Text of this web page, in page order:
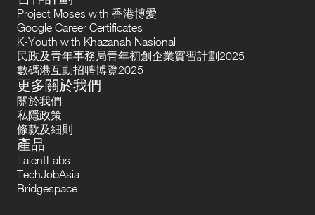
Project Moses with 香港博愛
Google Career Certificates
K-Youth with Khazanah Nasional
民政及青年事務局青年初創企業實習計劃2025
數碼港互動招聘博覽2025
更多關於我們
關於我們
私隱政策
條款及細則
產品
TalentLabs
TechJobAsia
Bridgespace